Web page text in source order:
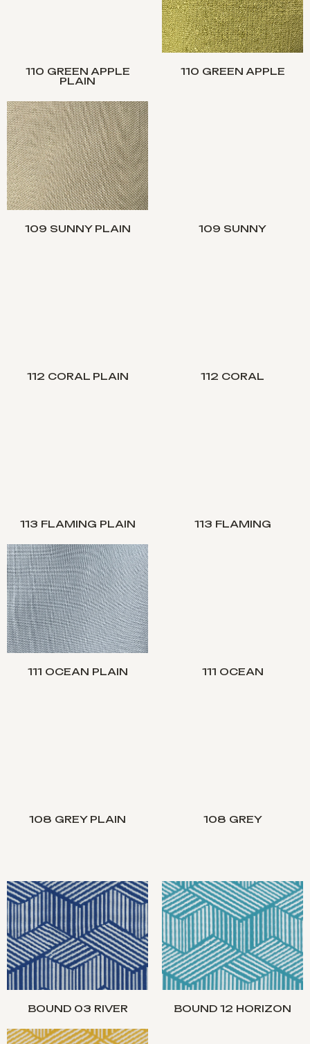
110 GREEN APPLE
PLAIN
110 GREEN APPLE
109 SUNNY PLAIN 109 SUNNY
112 CORAL PLAIN 112 CORAL
113 FLAMING PLAIN 113 FLAMING
111 OCEAN PLAIN 111 OCEAN
108 GREY PLAIN 108 GREY
BOUND 03 RIVER BOUND 12 HORIZON